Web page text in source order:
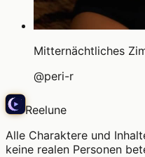
Mitternächtliches
@peri-r
Reelune
Alle Charaktere und
keine realen Personen